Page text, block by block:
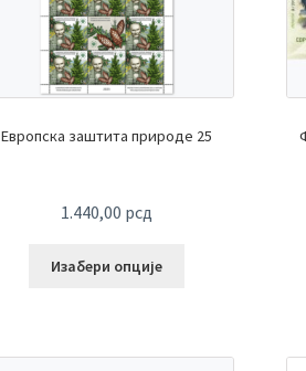
Европска заштита природе 25
1.440,00 рсд
Изабери опције